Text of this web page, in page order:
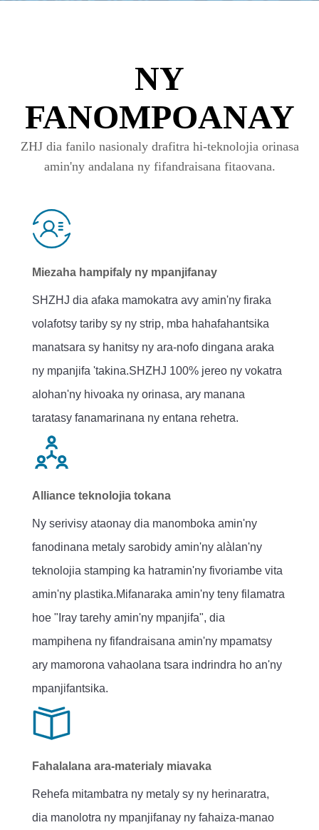
NY
FANOMPOANAY
ZHJ dia fanilo nasionaly drafitra hi-teknolojia orinasa
amin'ny andalana ny fifandraisana fitaovana.
Miezaha hampifaly ny mpanjifanay
SHZHJ dia afaka mamokatra avy amin'ny firaka
volafotsy tariby sy ny strip, mba hahafahantsika
manatsara sy hanitsy ny ara-nofo dingana araka
ny mpanjifa 'takina.SHZHJ 100% jereo ny vokatra
alohan'ny hivoaka ny orinasa, ary manana
taratasy fanamarinana ny entana rehetra.
Alliance teknolojia tokana
Ny serivisy ataonay dia manomboka amin'ny
fanodinana metaly sarobidy amin'ny alàlan'ny
teknolojia stamping ka hatramin'ny fivoriambe vita
amin'ny plastika.Mifanaraka amin'ny teny filamatra
hoe "Iray tarehy amin'ny mpanjifa", dia
mampihena ny fifandraisana amin'ny mpamatsy
ary mamorona vahaolana tsara indrindra ho an'ny
mpanjifantsika.
Fahalalana ara-materialy miavaka
Rehefa mitambatra ny metaly sy ny herinaratra,
dia manolotra ny mpanjifanay ny fahaiza-manao